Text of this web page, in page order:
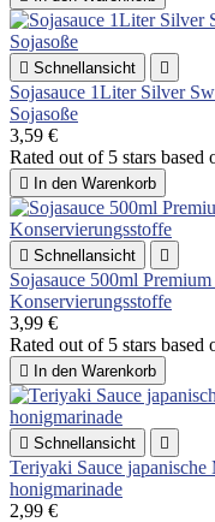
 Schnellansicht 
Sojasauce 1Liter Silver
Sojasoße
3,59 €
Rated out of 5 stars based
 In den Warenkorb
 Schnellansicht 
Sojasauce 500ml
Konservierungsstoffe
3,99 €
Rated out of 5 stars based
 In den Warenkorb
 Schnellansicht 
Teriyaki Sauce
honigmarinade
2,99 €